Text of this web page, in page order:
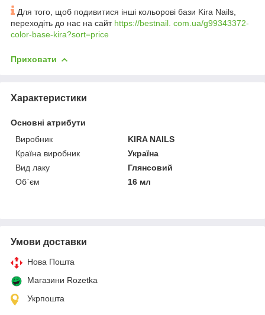
Для того, щоб подивитися інші кольорові бази Kira Nails,
переходіть до нас на сайт https://bestnail. com.ua/g99343372-
color-base-kira?sort=price
Приховати
Характеристики
Основні атрибути
Виробник
KIRA NAILS
Країна виробник
Україна
Вид лаку
Глянсовий
Об`єм
16 мл
Умови доставки
Нова Пошта
Магазини Rozetka
Укрпошта